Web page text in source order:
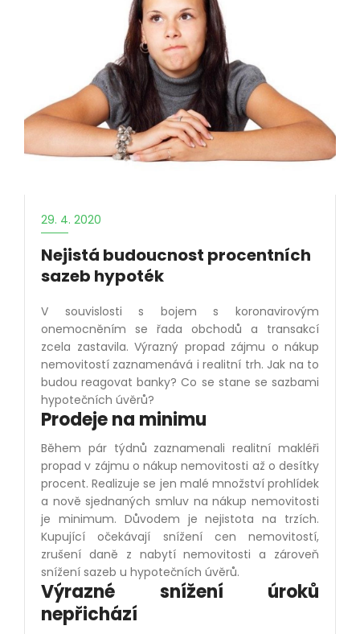
29. 4. 2020
Nejistá budoucnost procentních
sazeb hypoték
V souvislosti s bojem s koronavirovým
onemocněním se řada obchodů a transakcí
zcela zastavila. Výrazný propad zájmu o nákup
nemovitostí zaznamenává i realitní trh. Jak na to
budou reagovat banky? Co se stane se sazbami
hypotečních úvěrů?
Prodeje na minimu
Během pár týdnů zaznamenali realitní makléři
propad v zájmu o nákup nemovitosti až o desítky
procent. Realizuje se jen malé množství prohlídek
a nově sjednaných smluv na nákup nemovitosti
je minimum. Důvodem je nejistota na trzích.
Kupující očekávají snížení cen nemovitostí,
zrušení daně z nabytí nemovitosti a zároveň
snížení sazeb u hypotečních úvěrů.
Výrazné snížení úroků
nepřichází